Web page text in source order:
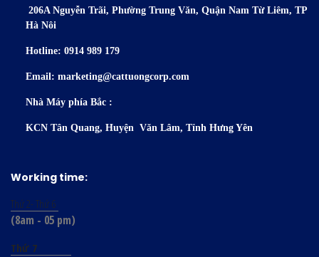
206A Nguyễn Trãi, Phường Trung Văn, Quận Nam Từ Liêm, TP
Hà Nôi
Hotline: 0914 989 179
Email: marketing@cattuongcorp.com
Nhà Máy phía Bắc :
KCN Tân Quang, Huyện Văn Lâm, Tỉnh Hưng Yên
Working time:
Thứ 2- Thứ 6
(8am - 05 pm)
Thứ 7